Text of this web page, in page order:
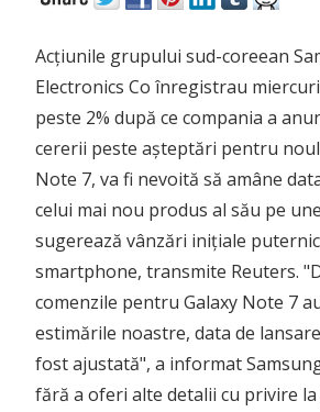
Acțiunile grupului sud-coreean
Electronics Co înregistrau
peste 2% după ce compania a
cererii peste așteptări pentru
Note 7, va fi nevoită să amâne
celui mai nou produs al său pe
sugerează vânzări inițiale
smartphone, transmite Reuters.
comenzile pentru Galaxy Note 7
estimările noastre, data de
fost ajustată", a informat
fără a oferi alte detalii cu privire